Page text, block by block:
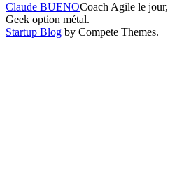
Claude BUENOCoach Agile le
Geek option métal.
Startup Blog by Compete Themes.